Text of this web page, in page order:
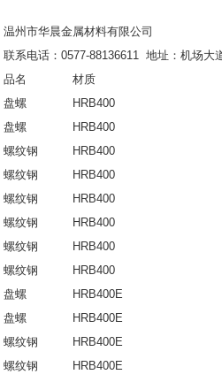
温州市华晨金属材料有限公司
联系电话：0577-88136611地址：机场大
品名
材质
盘螺
HRB400
盘螺
HRB400
螺纹钢
HRB400
螺纹钢
HRB400
螺纹钢
HRB400
螺纹钢
HRB400
螺纹钢
HRB400
螺纹钢
HRB400
盘螺
HRB400E
盘螺
HRB400E
螺纹钢
HRB400E
螺纹钢
HRB400E